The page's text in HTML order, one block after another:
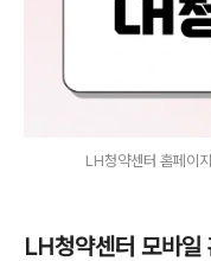
LH청약센터 홈페이
LH청약센터 모바일